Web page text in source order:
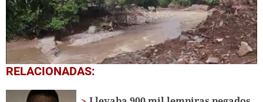
0
seconds
RELACIONADAS: